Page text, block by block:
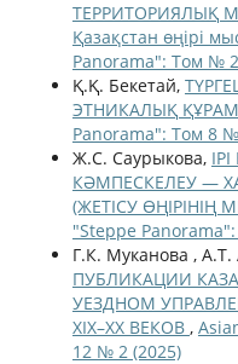
ТЕРРИТОРИЯЛЫҚ
Қазақстан өңірі
Panorama": Том №
Қ.Қ. Бекетай,
ЭТНИКАЛЫҚ
Panorama": Том 8
Ж.С. Саурыкова,
КӘМПЕСКЕЛЕУ —
(ЖЕТІСУ
"Steppe
Г.К. Муканова ,
ПУБЛИКАЦИИ
УЕЗДНОМ
XIX–XX ВЕКОВ ,
12 № 2 (2025)